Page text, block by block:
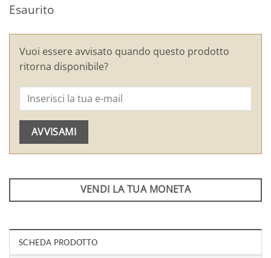
Esaurito
Vuoi essere avvisato quando questo prodotto
ritorna disponibile?
AVVISAMI
VENDI LA TUA MONETA
SCHEDA PRODOTTO